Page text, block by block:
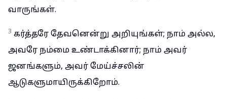
வாருங்கள்.
3 கர்த்தரே தேவனென்று அறியுங்கள்; நாம் அல்ல,
அவரே நம்மை உண்டாக்கினார்; நாம் அவர்
ஜனங்களும், அவர் மேய்ச்சலின்
ஆடுகளுமாயிருக்கிறோம்.